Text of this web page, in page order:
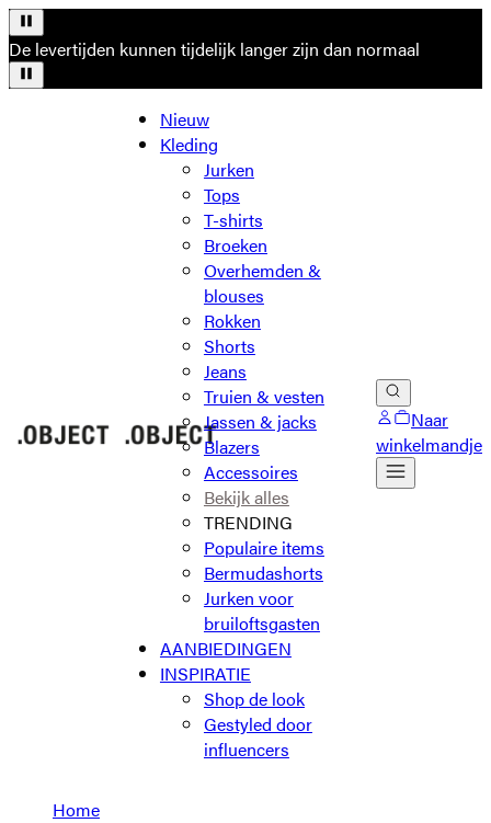
De levertijden kunnen tijdelijk langer zijn dan normaal
Nieuw
Kleding
Jurken
Tops
T-shirts
Broeken
Overhemden &
blouses
Rokken
Shorts
Jeans
Truien & vesten
Jassen & jacks
Blazers
Accessoires
Bekijk alles
TRENDING
Populaire items
Bermudashorts
Jurken voor
bruiloftsgasten
AANBIEDINGEN
INSPIRATIE
Shop de look
Gestyled door
influencers
Naar
winkelmandje
Home